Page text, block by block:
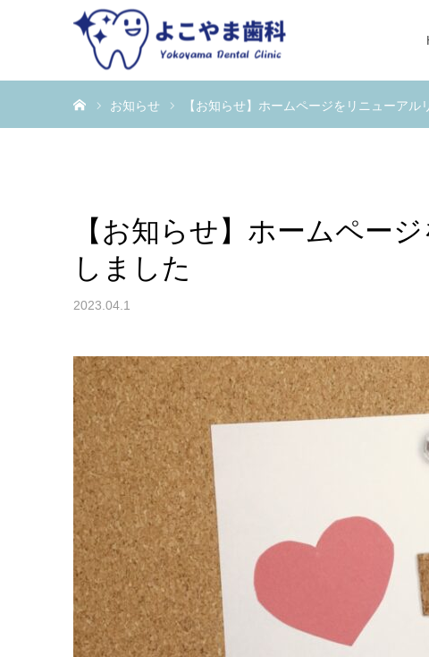
お知らせ 【お知らせ】ホームページをリニューアル
【お知らせ】ホームペー
しました
2023.04.1